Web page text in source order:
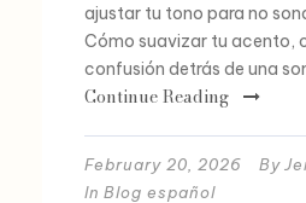
ajustar tu tono para no
Cómo suavizar tu acento,
confusión detrás de una
Continue Reading
February 20, 2026 By
In Blog español